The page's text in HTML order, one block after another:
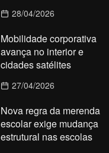
28/04/2026
Mobilidade corporativa
avança no interior e
cidades satélites
27/04/2026
Nova regra da merenda
escolar exige mudança
estrutural nas escolas